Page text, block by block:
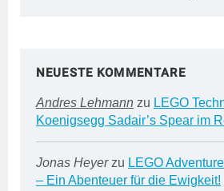
NEUESTE KOMMENTARE
Andres Lehmann zu LEGO
Koenigsegg Sadair’s Spear im
Jonas Heyerzu LEGO
– Ein Abenteuer für die Ewigkeit!